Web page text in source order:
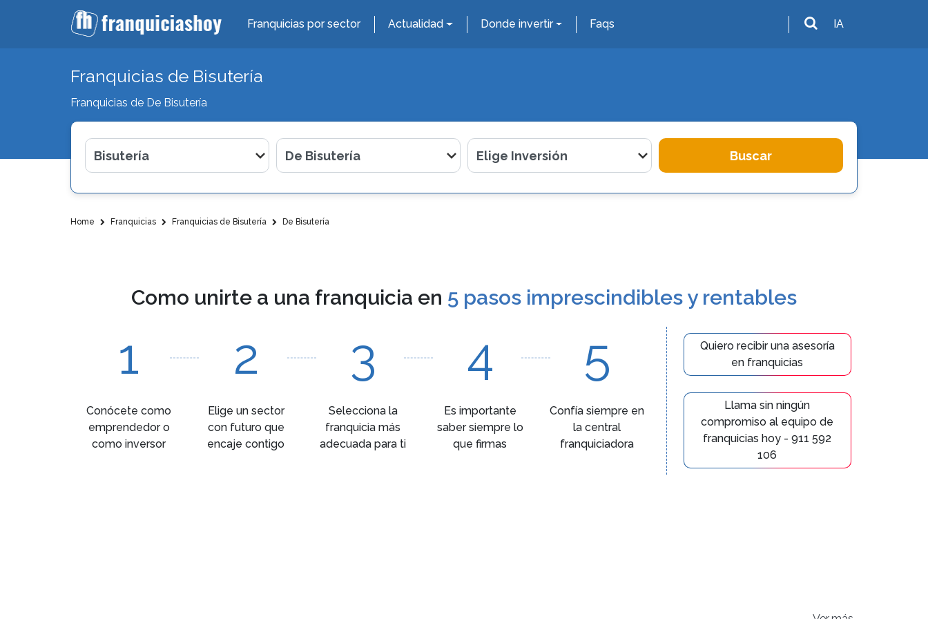
Franquicias por sector Actualidad Donde invertir Faqs IA
Franquicias de Bisutería
Franquicias de De Bisutería
Buscar
Home Franquicias Franquicias de Bisutería De Bisutería
Como unirte a una franquicia en 5 pasos imprescindibles y rentables
1
Conócete como
emprendedor o
como inversor
2
Elige un sector
con futuro que
encaje contigo
3
Selecciona la
franquicia más
adecuada para ti
4
Es importante
saber siempre lo
que firmas
5
Confía siempre en
la central
franquiciadora
Quiero recibir una asesoría
en franquicias
Llama sin ningún
compromiso al equipo de
franquicias hoy - 911 592
106